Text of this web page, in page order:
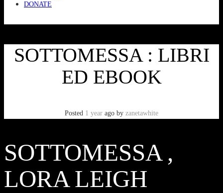
DONATE
SOTTOMESSA : LIBRI
ED EBOOK
Posted 1 year ago by zanetawhite
SOTTOMESSA ,
LORA LEIGH